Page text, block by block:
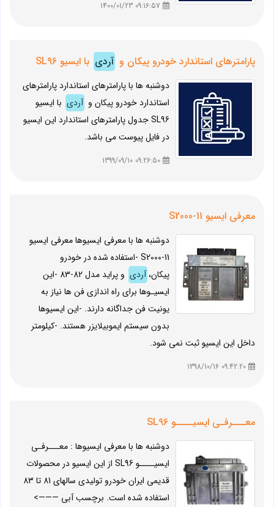
پارامترهای استاندارد خودرو پیکان و آردی با ایسیو SL96
دوشنبه ها با پارامترهای استاندارد پارامترهای
استاندارد خودرو پیکان و آردی با ایسیو
SL96 جدول پارامترهای استاندارد این ایسیو
در فایل پیوست می باشد.
معرفی ایسیو S2000-11
دوشنبه ها با معرفی ایسیوها معرفی ایسیو
S2000-11 -استفاده شده در خودرو
پیکان،آردی
و پراید مدل 82-83 -این
ایسیـوها برای راه اندازی فن ها نیاز به
یونیت فن جداگانه دارند. -این ایسیوها
بدون سیستم ایموبیلایزر هستند. -کیلومتر
داخل این ایسیو ثبت نمی شود.
معـــرفـی ایسیــــو SL96
دوشنبه ها با معرفی ایسیوها : معـــرفـی
ایسیــــو SL96 از این ایسیو در محصولات
قدیمی ایران خودرو تولیدی سالهای 81 تا 83
استفاده شده است. برچسب آبی ———>